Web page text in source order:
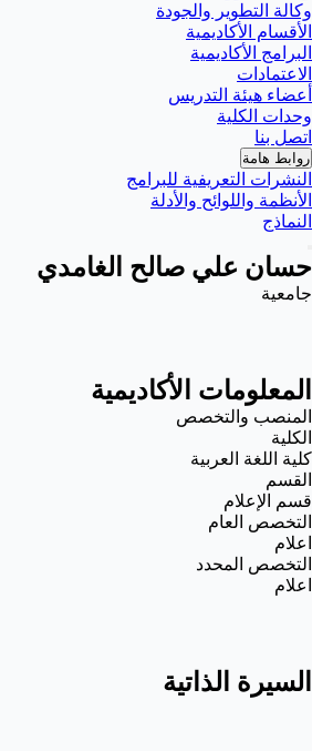
وكالة التطوير والجودة
الأقسام الأكاديمية
البرامج الأكاديمية
الاعتمادات
أعضاء هيئة التدريس
وحدات الكلية
اتصل بنا
روابط هامة
النشرات التعريفية للبرامج
الأنظمة واللوائح والأدلة
النماذج
حسان علي صالح الغامدي
جامعية
المعلومات الأكاديمية
المنصب والتخصص
الكلية
كلية اللغة العربية
القسم
قسم الإعلام
التخصص العام
اعلام
التخصص المحدد
اعلام
السيرة الذاتية